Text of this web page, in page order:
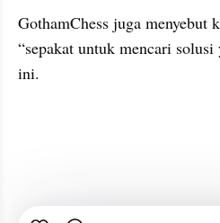
GothamChess juga menyebut
“sepakat untuk mencari
ini.